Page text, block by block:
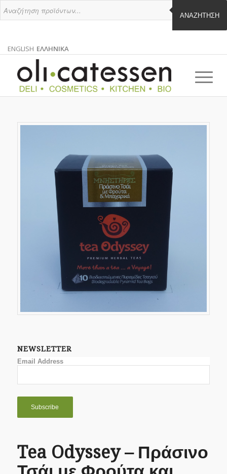
ΑΝΑΖΉΤΗΣΗ
ENGLISH
ΑΓΓΛΙΚΑ
ΕΛΛΗΝΙΚΑ
ΕΛΛΗΝΙΚΑ
EL
NEWSLETTER
Email Address
Tea Odyssey – Πράσινο